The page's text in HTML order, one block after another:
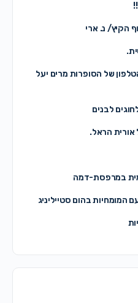
הקיץ/ נ. ארי
של הסופרות מרים יעל
לבנים
הראל.
במרפסת-דמה
המומחיות בהום סטייליניג